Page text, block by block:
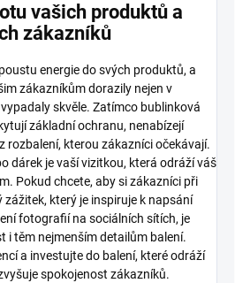
vašich produktů a
zákazníků
energie do svých produktů, a
zákazníkům dorazily nejen v
skvěle. Zatímco bublinková
základní ochranu, nenabízejí
rozbalení, kterou zákazníci očekávají.
dárek je vaší vizitkou, která odráží váš
Pokud chcete, aby si zákazníci při
který je inspiruje k napsání
fotografií na sociálních sítích, je
i těm nejmenším detailům balení.
a investujte do balení, které odráží
spokojenost zákazníků.